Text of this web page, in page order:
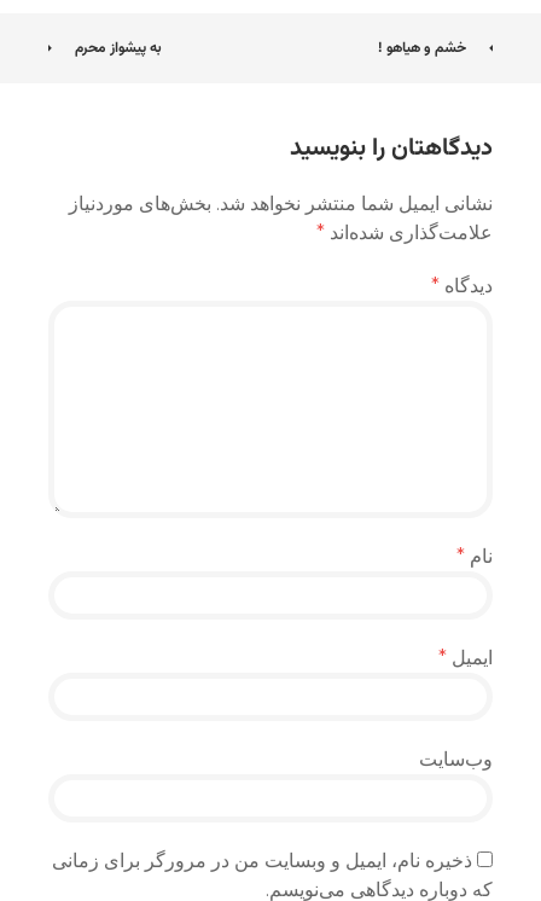
ناوبری
خشم و هیاهو ! به پیشواز محرم
دیدگاهتان را بنویسید
نشانی ایمیل شما منتشر نخواهد شد. بخش‌های موردنیاز
علامت‌گذاری شده‌اند *
دیدگاه *
نام *
ایمیل *
وب‌سایت
ذخیره نام، ایمیل و وبسایت من در مرورگر برای زمانی
که دوباره دیدگاهی می‌نویسم.